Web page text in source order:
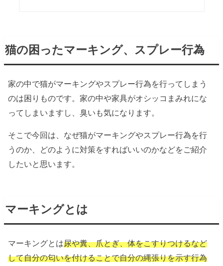
猫の困ったマーキング、スプレー行為
家の中で猫がマーキングやスプレー行為を行ってしまう
のは困りものです。家の中や家具がオシッコまみれにな
ってしまいますし、臭いも気になります。
そこで今回は、なぜ猫がマーキングやスプレー行為を行
うのか、どのように対策をすればいいのかなどをご紹介
したいと思います。
マーキングとは
マーキングとは尿や糞、爪とぎ、体をこすりつけるなど
して自分の匂いを付けることで自分の縄張りを示す行為